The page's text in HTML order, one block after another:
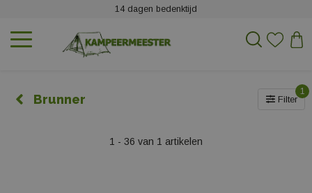
14 dagen bedenktijd
Brunner Filter
1
1 - 36 van 1 artikelen